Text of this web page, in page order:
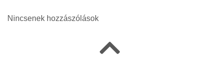
Nincsenek hozzászólások